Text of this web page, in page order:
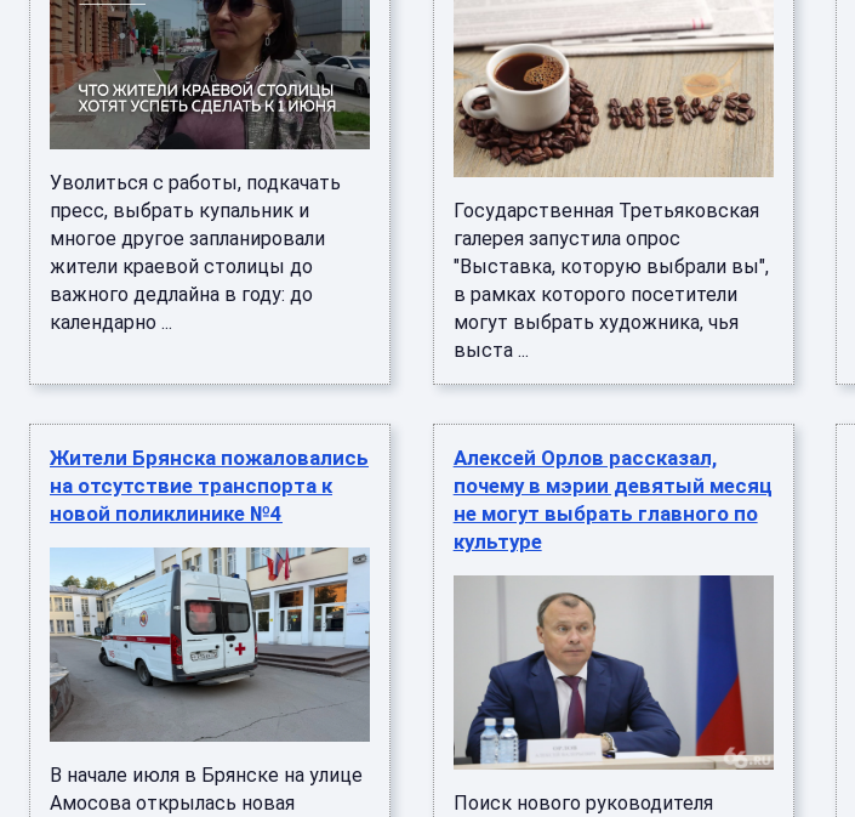
Уволиться с работы, подкачать
пресс, выбрать купальник и
многое другое запланировали
жители краевой столицы до
важного дедлайна в году: до
календарно ...
Государственная Третьяковская
галерея запустила опрос
"Выставка, которую выбрали вы",
в рамках которого посетители
могут выбрать художника, чья
выста ...
Жители Брянска пожаловались
на отсутствие транспорта к
новой поликлинике №4
В начале июля в Брянске на улице
Амосова открылась новая
Алексей Орлов рассказал,
почему в мэрии девятый месяц
не могут выбрать главного по
культуре
Поиск нового руководителя